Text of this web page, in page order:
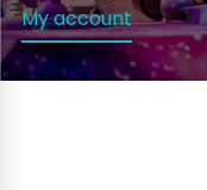
My account